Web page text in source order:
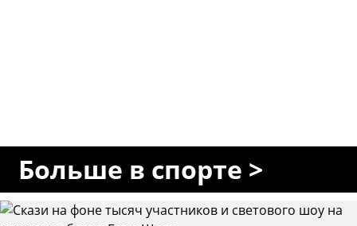
Больше в спорте >